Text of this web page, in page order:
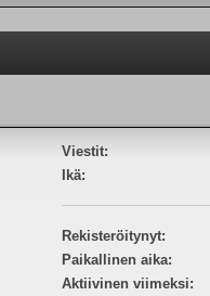
Viestit:
Ikä:
Rekisteröitynyt:
Paikallinen aika:
Aktiivinen viimeksi: